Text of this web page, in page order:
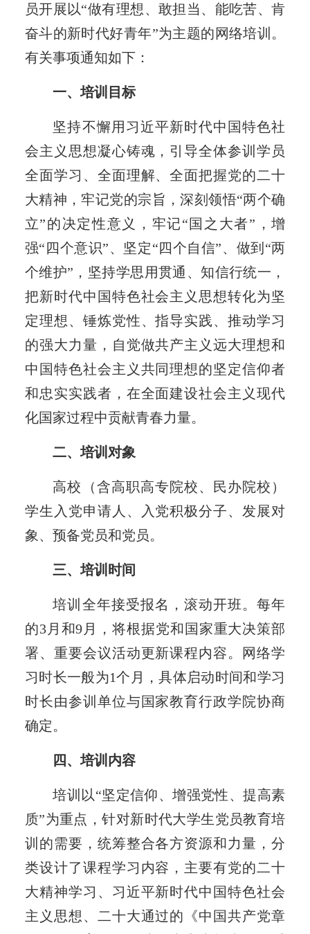
员开展以“做有理想、敢担当、能吃苦、肯
奋斗的新时代好青年”为主题的网络培训。
有关事项通知如下：
一、培训目标
坚持不懈用习近平新时代中国特色社
会主义思想凝心铸魂，引导全体参训学员
全面学习、全面理解、全面把握党的二十
大精神，牢记党的宗旨，深刻领悟“两个确
立”的决定性意义，牢记“ 国之大者” ，增
强“ 四个意识”、坚定“ 四个自信”、做到 “两
个维护” ，坚持学思用贯通、知信行统一，
把新时代中国特色社会主义思想转化为坚
定理想、锤炼党性、指导实践、推动学习
的强大力量，自觉做共产主义远大理想和
中国特色社会主义共同理想的坚定信仰者
和忠实实践者，在全面建设社会主义现代
化国家过程中贡献青春力量。
二、培训对象
高校（含高职高专院校、民办院校）
学生入党申请人、入党积极分子、发展对
象、预备党员和党员。
三、培训时间
培训全年接受报名，滚动开班。每年
的3月和9月，将根据党和国家重大决策部
署、重要会议活动更新课程内容。网络学
习时长一般为1个月，具体启动时间和学习
时长由参训单位与国家教育行政学院协商
确定。
四、培训内容
培训以“坚定信仰、增强党性、提高素
质”为重点，针对新时代大学生党员教育培
训的需要，统筹整合各方资源和力量，分
类设计了课程学习内容，主要有党的二十
大精神学习、习近平新时代中国特色社会
主义思想、二十大通过的《中国共产党章